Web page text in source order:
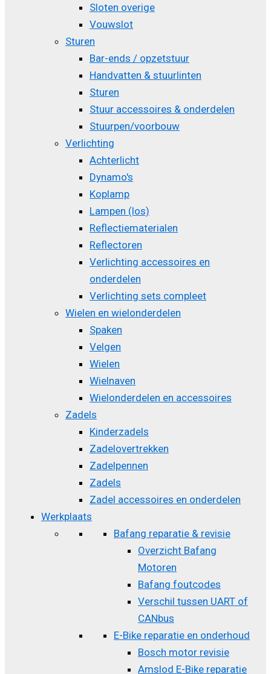
Sloten overige
Vouwslot
Sturen
Bar-ends / opzetstuur
Handvatten & stuurlinten
Sturen
Stuur accessoires & onderdelen
Stuurpen/voorbouw
Verlichting
Achterlicht
Dynamo's
Koplamp
Lampen (los)
Reflectiematerialen
Reflectoren
Verlichting accessoires en
onderdelen
Verlichting sets compleet
Wielen en wielonderdelen
Spaken
Velgen
Wielen
Wielnaven
Wielonderdelen en accessoires
Zadels
Kinderzadels
Zadelovertrekken
Zadelpennen
Zadels
Zadel accessoires en onderdelen
Werkplaats
Bafang reparatie & revisie
Overzicht Bafang
Motoren
Bafang foutcodes
Verschil tussen UART of
CANbus
E-Bike reparatie en onderhoud
Bosch motor revisie
Amslod E-Bike reparatie